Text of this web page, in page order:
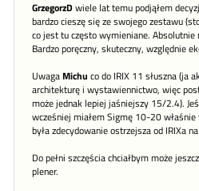
GrzegorzDwiele lat temu podjąłem
bardzo cieszę się ze swojego zestawu
co jest tu często wymieniane. Absolutnie
Bardzo poręczny, skuteczny, względnie
UwagaMichu co do IRIX 11 słuszna (ja
architekturę i wystawiennictwo, więc
może jednak lepiej jaśniejszy 15/2.4).
wcześniej miałem Sigmę 10-20
była zdecydowanie ostrzejsza od IRIXa
Do pełni szczęścia chciałbym może
plener.